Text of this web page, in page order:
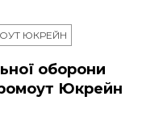
ЮКРЕЙН
оборони
Юкрейн